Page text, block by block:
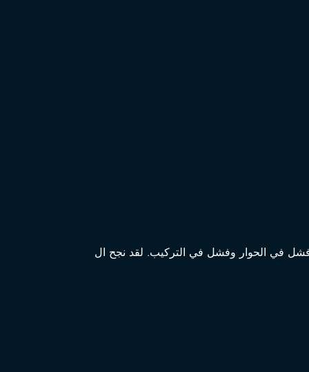
في الحوار وفشل في التركيب. لقد نجح ال